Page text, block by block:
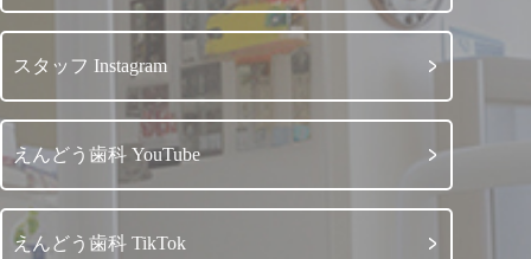
スタッフ Instagram
えんどう歯科 YouTube
えんどう歯科 TikTok